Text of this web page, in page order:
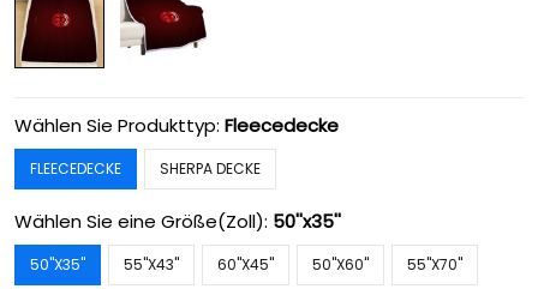
Wählen Sie Produkttyp: Fleecedecke
FLEECEDECKE SHERPA DECKE
Wählen Sie eine Größe(Zoll): 50''x35''
50''X35'' 55''X43'' 60''X45'' 50''X60'' 55''X70''